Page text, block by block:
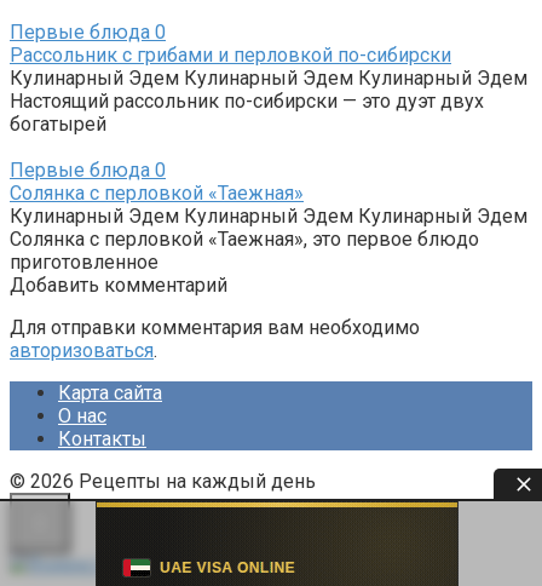
Первые блюда 0
Рассольник с грибами и перловкой по-сибирски
Кулинарный Эдем Кулинарный Эдем Кулинарный Эдем
Настоящий рассольник по-сибирски — это дуэт двух
богатырей
Первые блюда 0
Солянка с перловкой «Таежная»
Кулинарный Эдем Кулинарный Эдем Кулинарный Эдем
Солянка с перловкой «Таежная», это первое блюдо
приготовленное
Добавить комментарий
Для отправки комментария вам необходимо
авторизоваться.
Карта сайта
О нас
Контакты
© 2026 Рецепты на каждый день